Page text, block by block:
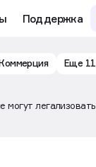
Поддержка
Еще 11
могут легализовать